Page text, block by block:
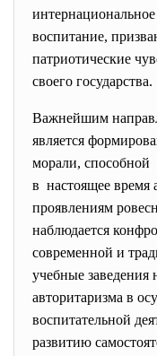
воспитание,
патриотические
своего государства.
Важнейшим
является
морали, способной
в настоящее время
проявлениям
наблюдается
современной и
учебные
авторитаризма в
воспитательной
развитию